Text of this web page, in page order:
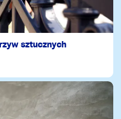
sztucznych